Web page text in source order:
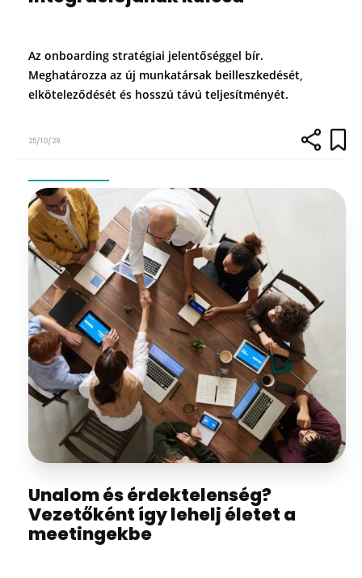
Az onboarding stratégiai jelentőséggel bír.
Meghatározza az új munkatársak beilleszkedését,
elköteleződését és hosszú távú teljesítményét.
25/10/29
Unalom és érdektelenség?
Vezetőként így lehelj életet a
meetingekbe